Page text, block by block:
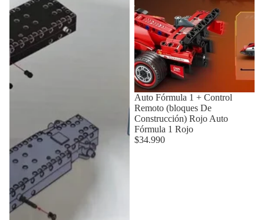
Auto Fórmula 1 + Control
Remoto (bloques De
Construcción) Rojo Auto
Fórmula 1 Rojo
$34.990